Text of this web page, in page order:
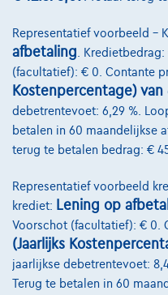
Volkswagen Golf
R-Line | 1.5 TSI 150cv |
€27.490 1
Vanaf€536,11/maand
van€7.408,61
Ontdek het volledige
Representatief voorbeeld –
afbetaling .
(facultatief): € 0. Contante
Kostenpercentage) van
debetrentevoet: 6,29 %.
betalen in 60 maandelijkse
terug te betalen bedrag: €
Representatief voorbeeld
krediet: Lening op
Voorschot (facultatief): € 0.
(Jaarlijks
jaarlijkse debetrentevoet:
Terug te betalen in 60